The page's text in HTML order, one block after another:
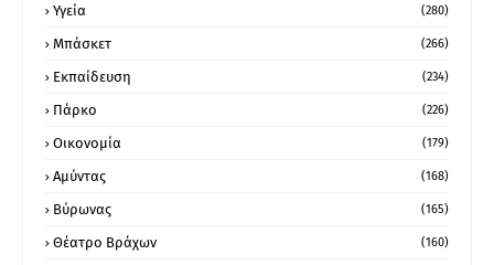
Υγεία (280)
Μπάσκετ (266)
Εκπαίδευση (234)
Πάρκο (226)
Οικονομία (179)
Αμύντας (168)
Βύρωνας (165)
Θέατρο Βράχων (160)